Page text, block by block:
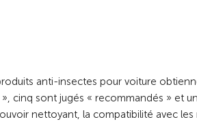
anti-insectes pour voiture
cinq sont jugés « recommandés » et
nettoyant, la compatibilité avec les